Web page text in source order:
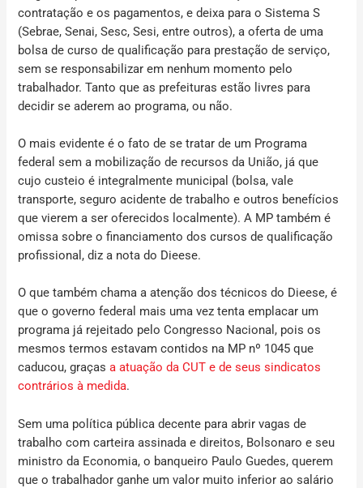
contratação e os pagamentos, e deixa para o Sistema S
(Sebrae, Senai, Sesc, Sesi, entre outros), a oferta de uma
bolsa de curso de qualificação para prestação de serviço,
sem se responsabilizar em nenhum momento pelo
trabalhador. Tanto que as prefeituras estão livres para
decidir se aderem ao programa, ou não.
O mais evidente é o fato de se tratar de um Programa
federal sem a mobilização de recursos da União, já que
cujo custeio é integralmente municipal (bolsa, vale
transporte, seguro acidente de trabalho e outros benefícios
que vierem a ser oferecidos localmente). A MP também é
omissa sobre o financiamento dos cursos de qualificação
profissional, diz a nota do Dieese.
O que também chama a atenção dos técnicos do Dieese, é
que o governo federal mais uma vez tenta emplacar um
programa já rejeitado pelo Congresso Nacional, pois os
mesmos termos estavam contidos na MP nº 1045 que
caducou, graçasa atuação da CUT e de seus sindicatos
contrários à medida.
Sem uma política pública decente para abrir vagas de
trabalho com carteira assinada e direitos, Bolsonaro e seu
ministro da Economia, o banqueiro Paulo Guedes, querem
que o trabalhador ganhe um valor muito inferior ao salário